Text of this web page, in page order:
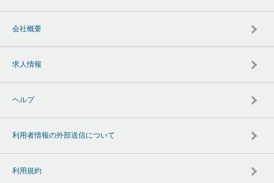
会社概要
求人情報
ヘルプ
利用者情報の外部送信について
利用規約